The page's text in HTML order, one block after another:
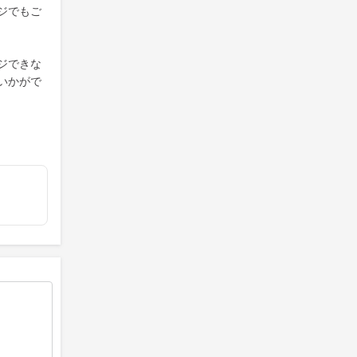
でもご
できな
かがで